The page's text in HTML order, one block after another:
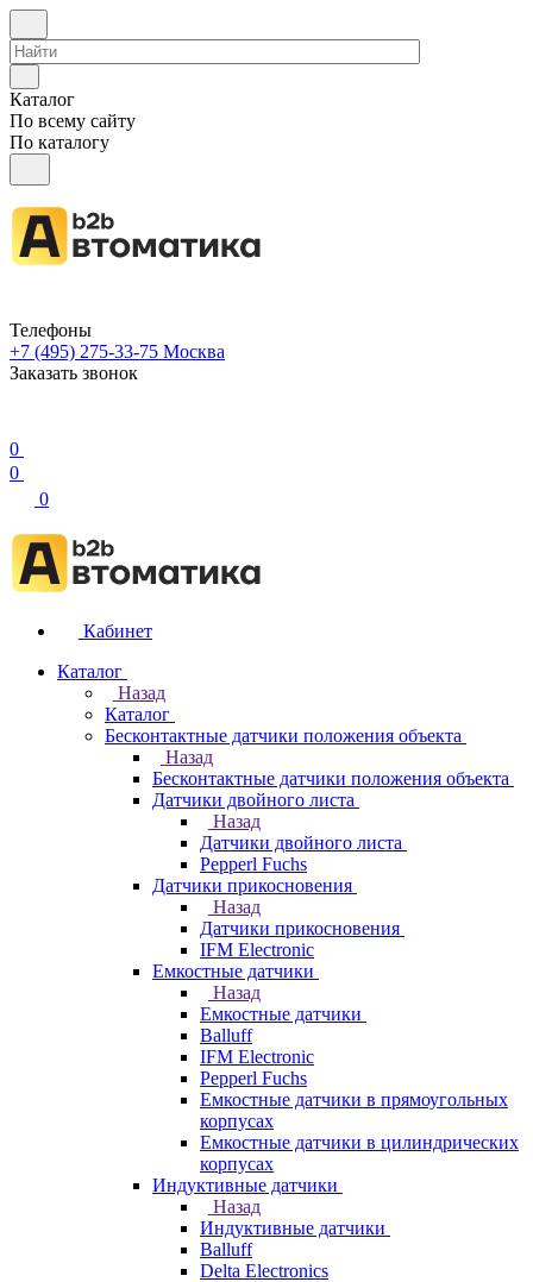
Каталог
По всему сайту
По каталогу
Телефоны
+7 (495) 275-33-75 Москва
Заказать звонок
0
0
0
Кабинет
Каталог
Назад
Каталог
Бесконтактные датчики положения объекта
Назад
Бесконтактные датчики положения объекта
Датчики двойного листа
Назад
Датчики двойного листа
Pepperl Fuchs
Датчики прикосновения
Назад
Датчики прикосновения
IFM Electronic
Емкостные датчики
Назад
Емкостные датчики
Balluff
IFM Electronic
Pepperl Fuchs
Емкостные датчики в прямоугольных
корпусах
Емкостные датчики в цилиндрических
корпусах
Индуктивные датчики
Назад
Индуктивные датчики
Balluff
Delta Electronics